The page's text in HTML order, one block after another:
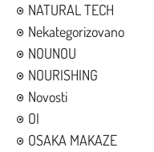
NATURAL TECH
Nekategorizovano
NOUNOU
NOURISHING
Novosti
OI
OSAKA MAKAZE